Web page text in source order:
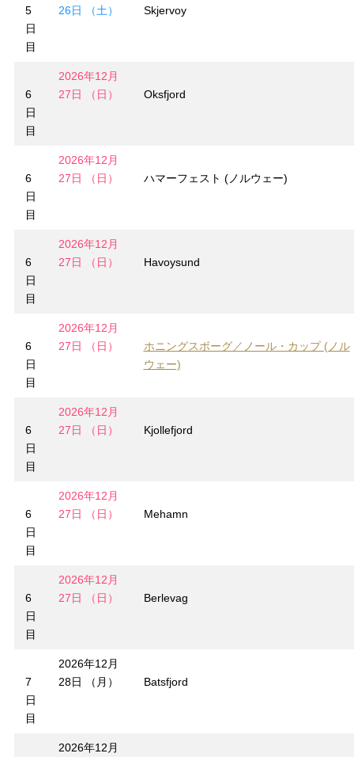
5
日
目
26日 （土）
Skjervoy
6
日
目
2026年12月
27日 （日）
Oksfjord
6
日
目
2026年12月
27日 （日）
ハマーフェスト (ノルウェー)
6
日
目
2026年12月
27日 （日）
Havoysund
6
日
目
2026年12月
27日 （日）
ホニングスボーグ／ノール・カップ (ノル
ウェー)
6
日
目
2026年12月
27日 （日）
Kjollefjord
6
日
目
2026年12月
27日 （日）
Mehamn
6
日
目
2026年12月
27日 （日）
Berlevag
7
日
目
2026年12月
28日 （月）
Batsfjord
2026年12月